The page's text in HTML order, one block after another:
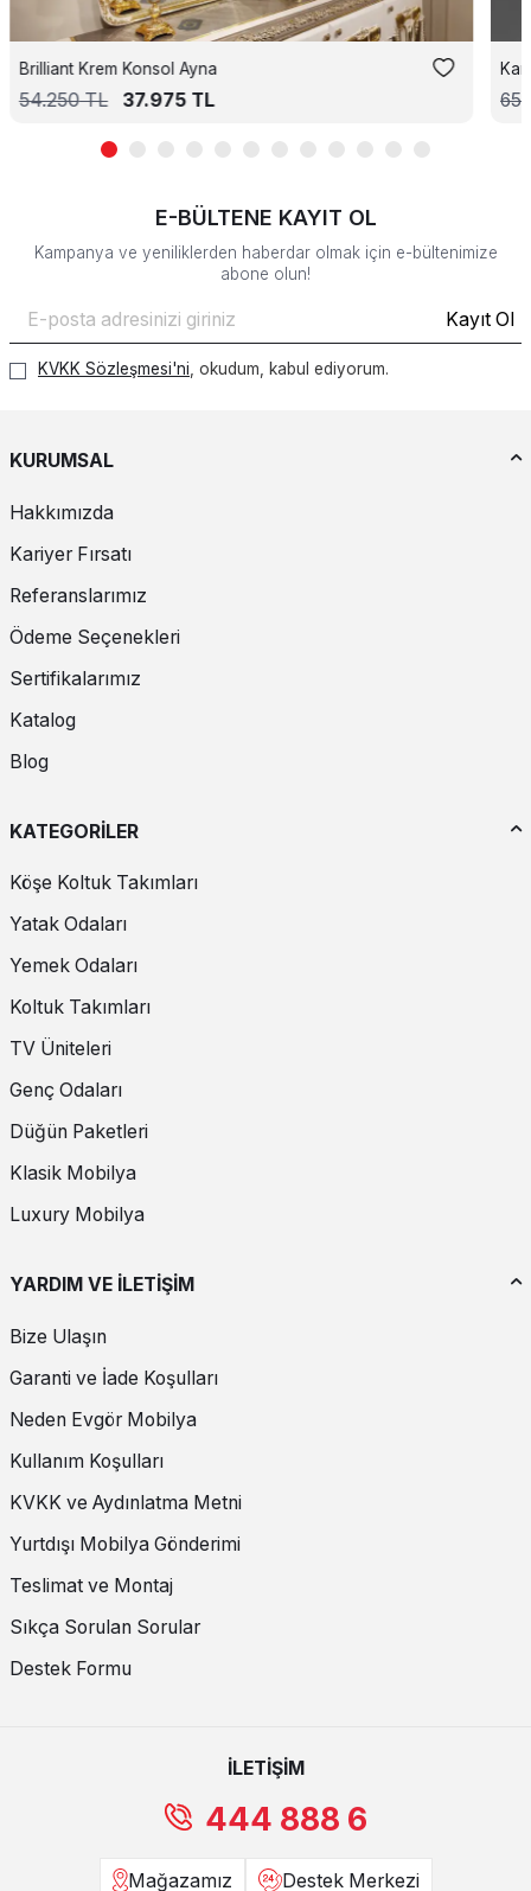
Brilliant Krem Konsol Ayna
54.250TL 37.975TL
E-BÜLTENE KAYIT OL
Kampanya ve yeniliklerden haberdar olmak için e-bültenimize
abone olun!
Kayıt Ol
KVKK Sözleşmesi'ni, okudum, kabul ediyorum.
KURUMSAL
Hakkımızda
Kariyer Fırsatı
Referanslarımız
Ödeme Seçenekleri
Sertifikalarımız
Katalog
Blog
KATEGORİLER
Köşe Koltuk Takımları
Yatak Odaları
Yemek Odaları
Koltuk Takımları
TV Üniteleri
Genç Odaları
Düğün Paketleri
Klasik Mobilya
Luxury Mobilya
YARDIM VE İLETİŞİM
Bize Ulaşın
Garanti ve İade Koşulları
Neden Evgör Mobilya
Kullanım Koşulları
KVKK ve Aydınlatma Metni
Yurtdışı Mobilya Gönderimi
Teslimat ve Montaj
Sıkça Sorulan Sorular
Destek Formu
İLETİŞİM
444 888 6
Mağazamız Destek Merkezi